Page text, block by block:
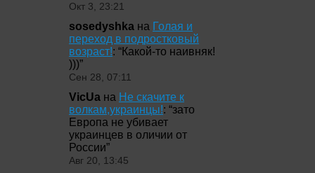
Окт 3, 23:21
sosedyshka на Голая и
переход в подростковый
возраст!: “Какой-то наивняк!
)))”
Сен 28, 07:11
VicUa на Не скачите к
волкам,украинцы!: “зато
Европа не убивает
украинцев в оличии от
России”
Авг 20, 13:45